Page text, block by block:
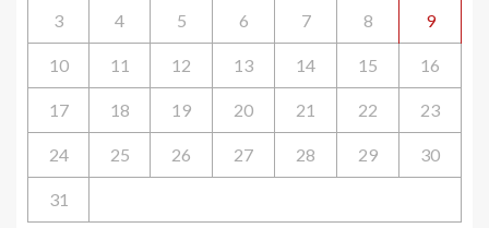
3 4 5 6 7 8 9
10 11 12 13 14 15 16
17 18 19 20 21 22 23
24 25 26 27 28 29 30
31